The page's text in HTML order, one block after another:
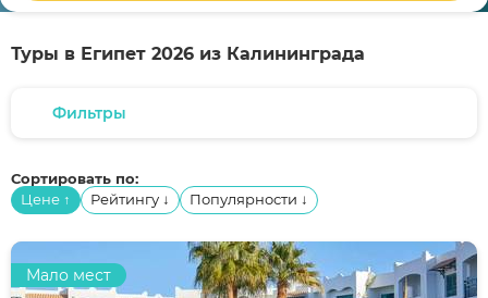
Туры в Египет 2026 из Калининграда
Фильтры
Сортировать по:
Цене ↑ Рейтингу ↓ Популярности ↓
Мало мест